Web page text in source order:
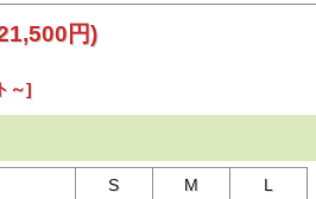
円)
～]
S M
L